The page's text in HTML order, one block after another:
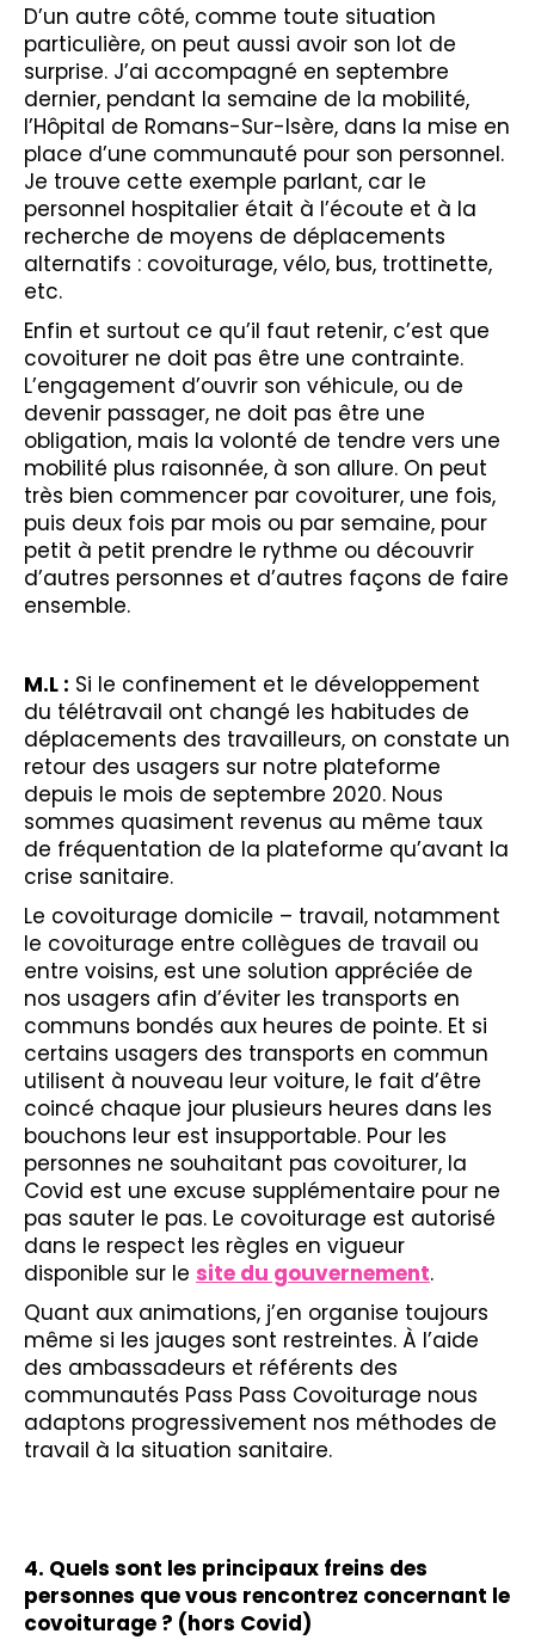
D’un autre côté, comme toute situation
particulière, on peut aussi avoir son lot de
surprise. J’ai accompagné en septembre
dernier, pendant la semaine de la mobilité,
l’Hôpital de Romans-Sur-Isère, dans la mise en
place d’une communauté pour son personnel.
Je trouve cette exemple parlant, car le
personnel hospitalier était à l’écoute et à la
recherche de moyens de déplacements
alternatifs : covoiturage, vélo, bus, trottinette,
etc.
Enfin et surtout ce qu’il faut retenir, c’est que
covoiturer ne doit pas être une contrainte.
L’engagement d’ouvrir son véhicule, ou de
devenir passager, ne doit pas être une
obligation, mais la volonté de tendre vers une
mobilité plus raisonnée, à son allure. On peut
très bien commencer par covoiturer, une fois,
puis deux fois par mois ou par semaine, pour
petit à petit prendre le rythme ou découvrir
d’autres personnes et d’autres façons de faire
ensemble.
M.L : Si le confinement et le développement
du télétravail ont changé les habitudes de
déplacements des travailleurs, on constate un
retour des usagers sur notre plateforme
depuis le mois de septembre 2020. Nous
sommes quasiment revenus au même taux
de fréquentation de la plateforme qu’avant la
crise sanitaire.
Le covoiturage domicile – travail, notamment
le covoiturage entre collègues de travail ou
entre voisins, est une solution appréciée de
nos usagers afin d’éviter les transports en
communs bondés aux heures de pointe. Et si
certains usagers des transports en commun
utilisent à nouveau leur voiture, le fait d’être
coincé chaque jour plusieurs heures dans les
bouchons leur est insupportable. Pour les
personnes ne souhaitant pas covoiturer, la
Covid est une excuse supplémentaire pour ne
pas sauter le pas. Le covoiturage est autorisé
dans le respect les règles en vigueur
disponible sur le site du gouvernement.
Quant aux animations, j’en organise toujours
même si les jauges sont restreintes. À l’aide
des ambassadeurs et référents des
communautés Pass Pass Covoiturage nous
adaptons progressivement nos méthodes de
travail à la situation sanitaire.
4. Quels sont les principaux freins des
personnes que vous rencontrez concernant le
covoiturage ? (hors Covid)